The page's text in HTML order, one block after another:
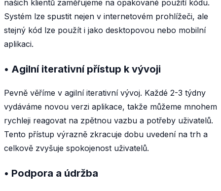
našich klientů zaměřujeme na opakované použití kódu.
Systém lze spustit nejen v internetovém prohlížeči, ale
stejný kód lze použít i jako desktopovou nebo mobilní
aplikaci.
• Agilní iterativní přístup k vývoji
Pevně věříme v agilní iterativní vývoj. Každé 2-3 týdny
vydáváme novou verzi aplikace, takže můžeme mnohem
rychleji reagovat na zpětnou vazbu a potřeby uživatelů.
Tento přístup výrazně zkracuje dobu uvedení na trh a
celkově zvyšuje spokojenost uživatelů.
• Podpora a údržba